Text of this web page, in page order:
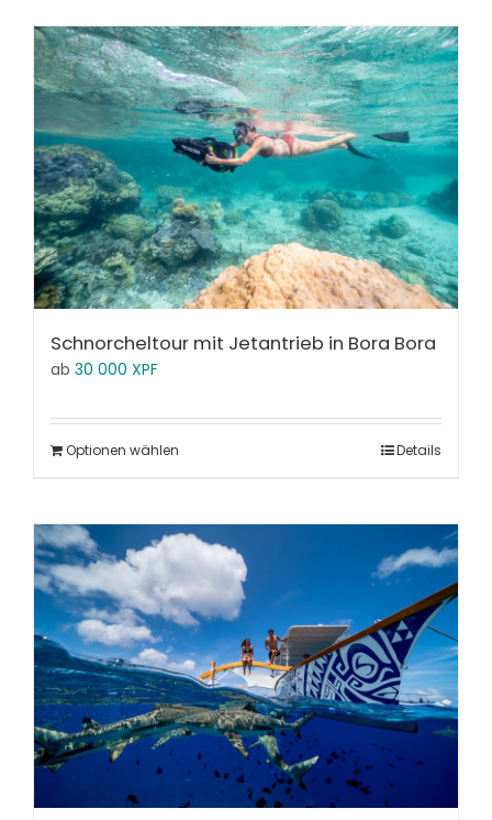
Schnorcheltour mit Jetantrieb in Bora Bora
ab 30 000 XPF
Optionen wählen Details